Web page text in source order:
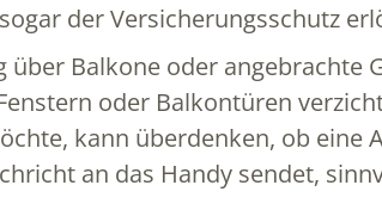
der Versicherungsschutz
Balkone oder angebrachte
oder Balkontüren
kann überdenken, ob eine
an das Handy sendet,